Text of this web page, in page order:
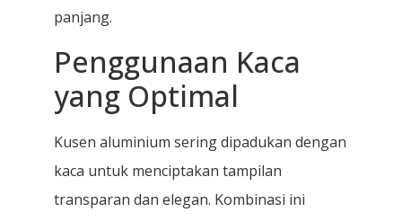
panjang.
Penggunaan Kaca
yang Optimal
Kusen aluminium sering dipadukan dengan
kaca untuk menciptakan tampilan
transparan dan elegan. Kombinasi ini